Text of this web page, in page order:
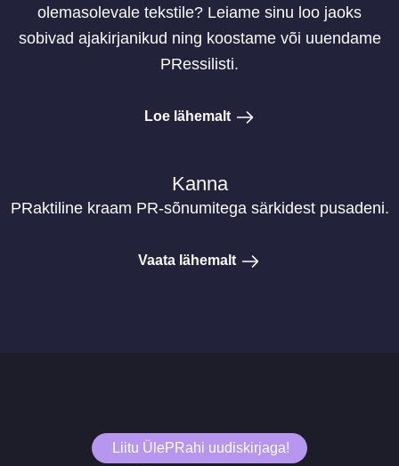
olemasolevale tekstile? Leiame sinu loo jaoks
sobivad ajakirjanikud ning koostame või uuendame
PRessilisti.
Loe lähemalt
Kanna
PRaktiline kraam PR-sõnumitega särkidest pusadeni.
Vaata lähemalt
Liitu ÜlePRahi uudiskirjaga!